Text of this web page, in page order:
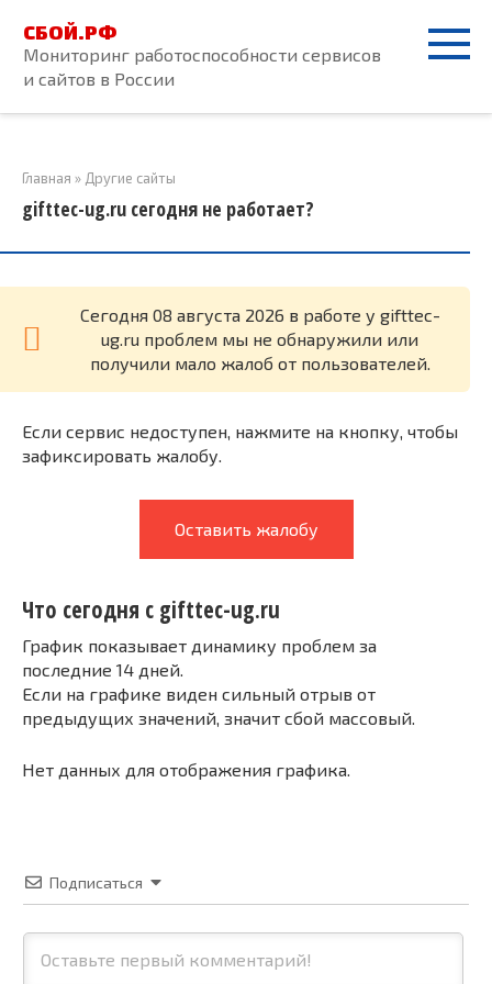
контенту
СБОЙ.РФ
Мониторинг работоспособности сервисов
и сайтов в России
Главная » Другие сайты
gifttec-ug.ru сегодня не работает?
Cегодня 08 августа 2026 в работе у gifttec-
ug.ru проблем мы не обнаружили или
получили мало жалоб от пользователей.
Если сервис недоступен, нажмите на кнопку, чтобы
зафиксировать жалобу.
Оставить жалобу
Что сегодня с gifttec-ug.ru
График показывает динамику проблем за
последние 14 дней.
Если на графике виден сильный отрыв от
предыдущих значений, значит сбой массовый.
Нет данных для отображения графика.
Подписаться